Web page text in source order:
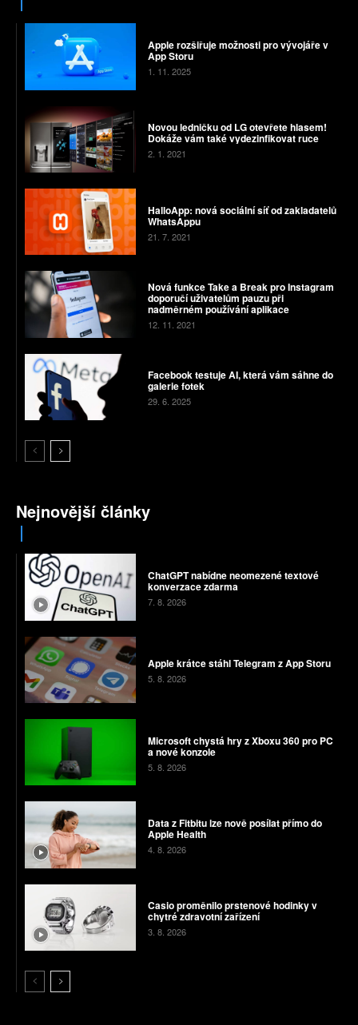
Apple rozšiřuje možnosti pro vývojáře v
App Storu
1. 11. 2025
Novou ledničku od LG otevřete hlasem!
Dokáže vám také vydezinfikovat ruce
2. 1. 2021
HalloApp: nová sociální síť od zakladatelů
WhatsAppu
21. 7. 2021
Nová funkce Take a Break pro Instagram
doporučí uživatelům pauzu při
nadměrném používání aplikace
12. 11. 2021
Facebook testuje AI, která vám sáhne do
galerie fotek
29. 6. 2025
Nejnovější články
ChatGPT nabídne neomezené textové
konverzace zdarma
7. 8. 2026
Apple krátce stáhl Telegram z App Storu
5. 8. 2026
Microsoft chystá hry z Xboxu 360 pro PC
a nové konzole
5. 8. 2026
Data z Fitbitu lze nově posílat přímo do
Apple Health
4. 8. 2026
Casio proměnilo prstenové hodinky v
chytré zdravotní zařízení
3. 8. 2026